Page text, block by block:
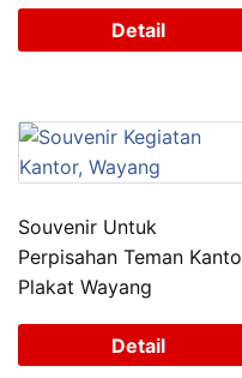
Detail
Souvenir Untuk
Perpisahan Teman
Plakat Wayang
Detail